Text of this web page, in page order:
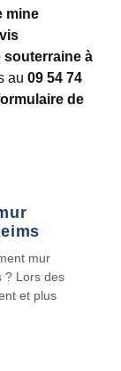
mine
souterraine à
au 09 54 74
de
mur
? Lors des
et plus